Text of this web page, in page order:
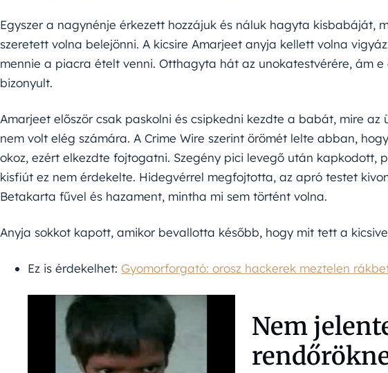
Egyszer a nagynénje érkezett hozzájuk és náluk hagyta kisbabáját,
szeretett volna belejönni. A kicsire Amarjeet anyja kellett volna
mennie a piacra ételt venni. Otthagyta hát az unokatestvérére, ám e
bizonyult.
Amarjeet először csak paskolni és csipkedni kezdte a babát, mire az
nem volt elég számára. A Crime Wire szerint örömét lelte abban,
okoz, ezért elkezdte fojtogatni. Szegény pici levegő után kapkodott,
kisfiút ez nem érdekelte. Hidegvérrel megfojtotta, az apró testet
Betakarta fűvel és hazament, mintha mi sem történt volna.
Anyja sokkot kapott, amikor bevallotta később, hogy mit tett a
Ez is érdekelhet: Gyomorforgató: orosz hackerek meztelen
Nem